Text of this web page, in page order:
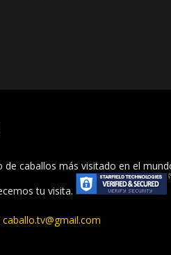
de caballos más visitado en el
tu visita.
caballo.tv@gmail.com